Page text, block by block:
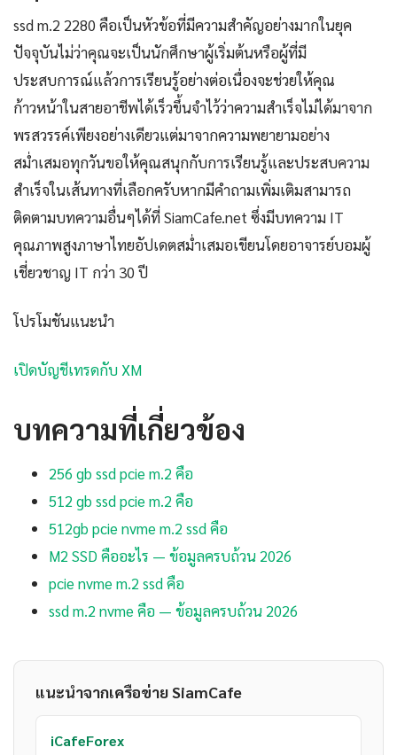
ssd m.2 2280 คือเป็นหัวข้อที่มีความสำคัญอย่างมากในยุค
ปัจจุบันไม่ว่าคุณจะเป็นนักศึกษาผู้เริ่มต้นหรือผู้ที่มี
ประสบการณ์แล้วการเรียนรู้อย่างต่อเนื่องจะช่วยให้คุณ
ก้าวหน้าในสายอาชีพได้เร็วขึ้นจำไว้ว่าความสำเร็จไม่ได้มาจาก
พรสวรรค์เพียงอย่างเดียวแต่มาจากความพยายามอย่าง
สม่ำเสมอทุกวันขอให้คุณสนุกกับการเรียนรู้และประสบความ
สำเร็จในเส้นทางที่เลือกครับหากมีคำถามเพิ่มเติมสามารถ
ติดตามบทความอื่นๆได้ที่ SiamCafe.net ซึ่งมีบทความ IT
คุณภาพสูงภาษาไทยอัปเดตสม่ำเสมอเขียนโดยอาจารย์บอมผู้
เชี่ยวชาญ IT กว่า 30 ปี
โปรโมชันแนะนำ
เปิดบัญชีเทรดกับ XM
บทความที่เกี่ยวข้อง
256 gb ssd pcie m.2 คือ
512 gb ssd pcie m.2 คือ
512gb pcie nvme m.2 ssd คือ
M2 SSD คืออะไร — ข้อมูลครบถ้วน 2026
pcie nvme m.2 ssd คือ
ssd m.2 nvme คือ — ข้อมูลครบถ้วน 2026
แนะนำจากเครือข่าย SiamCafe
iCafeForex